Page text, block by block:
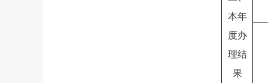
本年
度办
理结
果